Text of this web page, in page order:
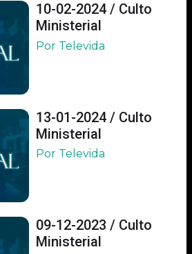
10-02-2024 / Culto
Ministerial
Por Televida
13-01-2024 / Culto
Ministerial
Por Televida
09-12-2023 / Culto
Ministerial